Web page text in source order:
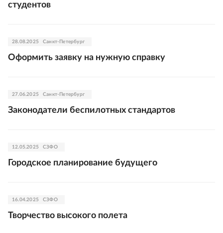
студентов
28.08.2025 Санкт-Петербург
Оформить заявку на нужную справку
27.06.2025 Санкт-Петербург
Законодатели беспилотных стандартов
12.05.2025 СЗФО
Городское планирование будущего
16.04.2025 СЗФО
Творчество высокого полета